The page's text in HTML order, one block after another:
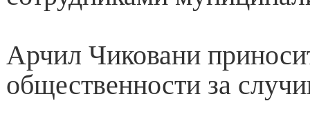
Арчил Чиковани
общественности за